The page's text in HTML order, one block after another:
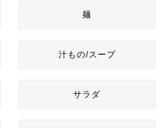
麺
汁もの/スープ
サラダ